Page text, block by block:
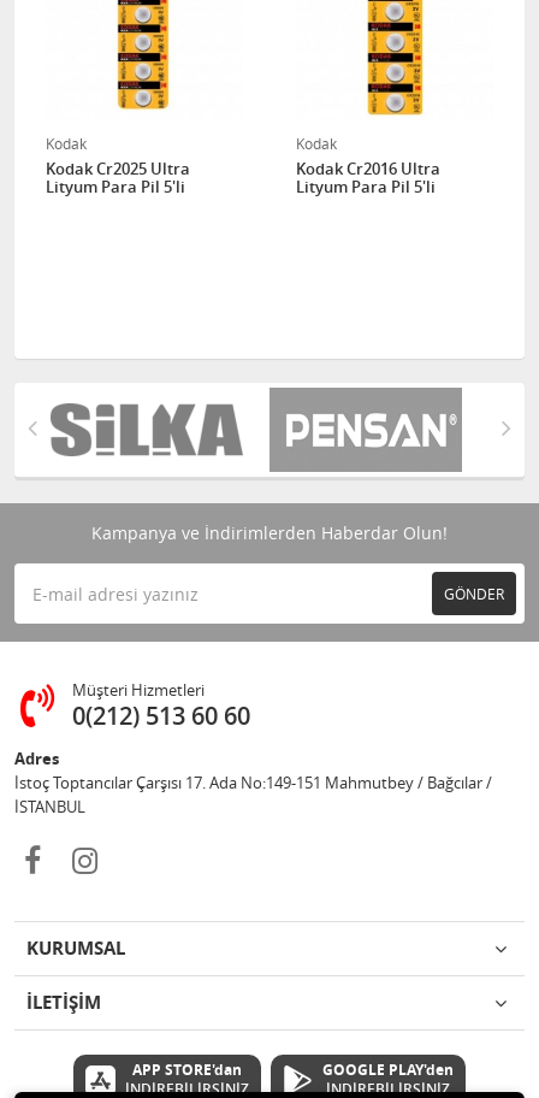
Kodak
Kodak Cr2025 Ultra
Lityum Para Pil 5'li
Kodak
Kodak Cr2016 Ultra
Lityum Para Pil 5'li
Kampanya ve İndirimlerden Haberdar Olun!
GÖNDER
Müşteri Hizmetleri
0(212) 513 60 60
Adres
İstoç Toptancılar Çarşısı 17. Ada No:149-151 Mahmutbey / Bağcılar /
İSTANBUL
KURUMSAL
İLETİŞİM
APP STORE'dan
İNDİREBİLİRSİNİZ
GOOGLE PLAY'den
İNDİREBİLİRSİNİZ